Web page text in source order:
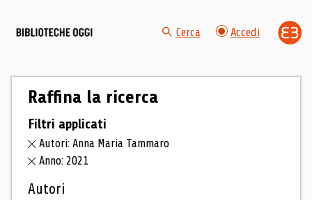
Cerca Accedi
Raffina la ricerca
Filtri applicati
Autori: Anna Maria Tammaro
Anno: 2021
Autori